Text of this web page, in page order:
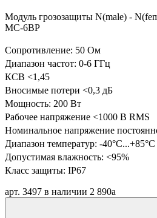
Модуль грозозащиты N(male) -
MC-6BP
Сопротивление: 50 Ом
Диапазон частот: 0-6 ГГц
КСВ <1,45
Вносимые потери <0,3 дБ
Мощность: 200 Вт
Рабочее напряжение <1000 В RMS
Номинальное напряжение
Диапазон температур: -40°C...+85°C
Допустимая влажность: <95%
Класс защиты: IP67
арт. 3497 в наличии 2 890a